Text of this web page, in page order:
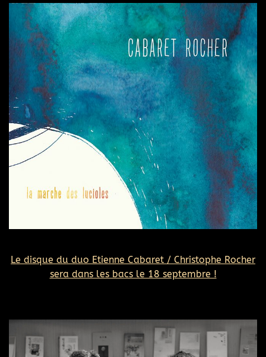
Le disque du duo Etienne Cabaret / Christophe Rocher
sera dans les bacs le 18 septembre !